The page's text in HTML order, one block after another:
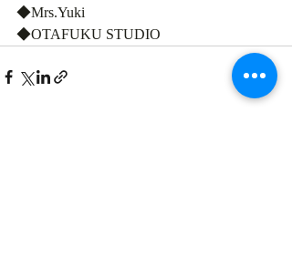
◆Mrs.Yuki
◆OTAFUKU STUDIO